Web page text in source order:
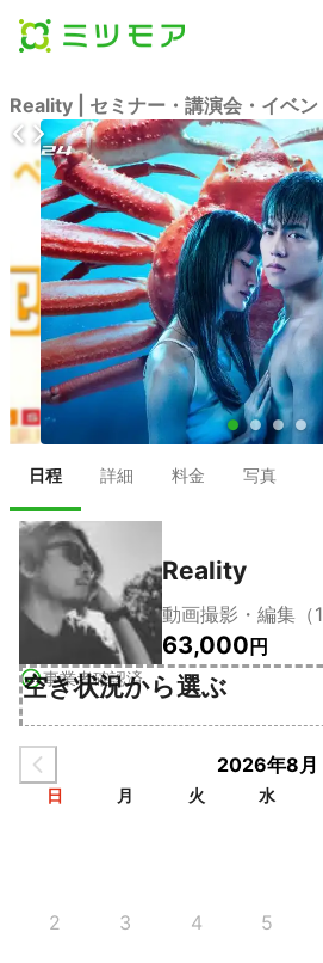
Reality | セミナー・講演会・イベ
● ● ● ●
日程 詳細 料金 写真
事業者確認済
Reality
動画撮影・編集（
63,000円
空き状況から選ぶ
2026年8月
日 月 火 水
2 3 4 5